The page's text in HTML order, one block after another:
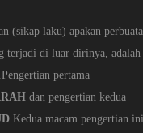
(sikap laku) apakan
terjadi di luar dirinya, adalah
pertama
dan pengertian kedua
.Kedua macam pengertian